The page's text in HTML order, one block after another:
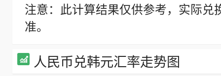
注意：此计算结果仅供参考，实际
准。
人民币兑韩元汇率走势图